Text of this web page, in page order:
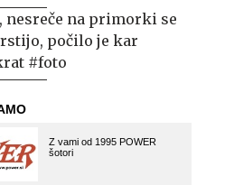
nesreče na primorki se
počilo je kar
#foto